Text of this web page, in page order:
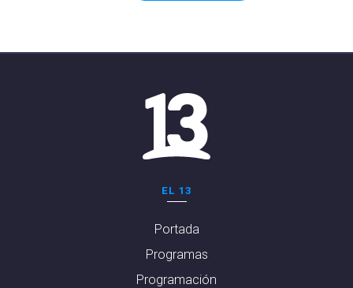
EL 13
Portada
Programas
Programación